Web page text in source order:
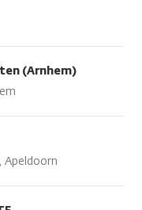
(Arnhem)
Apeldoorn